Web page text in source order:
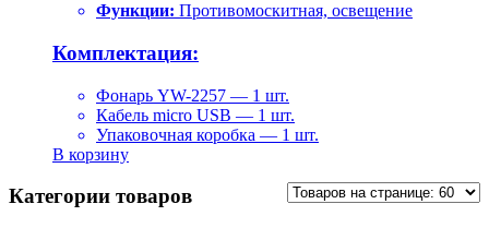
Функции: Противомоскитная, освещение
Комплектация:
Фонарь YW-2257 — 1 шт.
Кабель micro USB — 1 шт.
Упаковочная коробка — 1 шт.
В корзину
Категории товаров